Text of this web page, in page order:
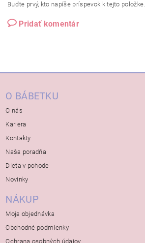
Buďte prvý, kto napíše príspevok k tejto položke.
Pridať komentár
O BÁBETKU
O nás
Kariera
Kontakty
Naša poradňa
Dieťa v pohode
Novinky
NÁKUP
Moja objednávka
Obchodné podmienky
Ochrana osobných údajov